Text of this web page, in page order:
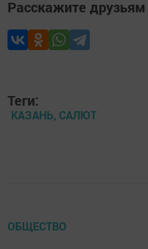
Расскажите друзьям
Теги:
КАЗАНЬ, САЛЮТ
ОБЩЕСТВО